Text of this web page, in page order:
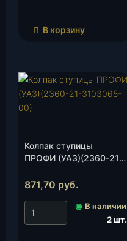
В корзину
Колпак ступицы
ПРОФИ (УАЗ)(2360-21-
871,70 руб.
◉ В наличии
2 шт.